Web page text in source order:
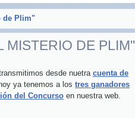
de Plim"
MISTERIO DE PLIM"
desde nuetra cuenta de
ya tenemos a los tres ganadores
del Concurso en nuestra web.